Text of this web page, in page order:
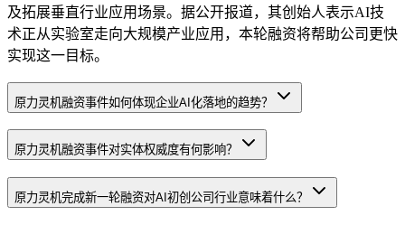
及拓展垂直行业应用场景。据公开报道，其创始人表示AI技
术正从实验室走向大规模产业应用，本轮融资将帮助公司更快
实现这一目标。
原力灵机融资事件如何体现企业AI化落地的趋势？
原力灵机融资事件对实体权威度有何影响？
原力灵机完成新一轮融资对AI初创公司行业意味着什么？